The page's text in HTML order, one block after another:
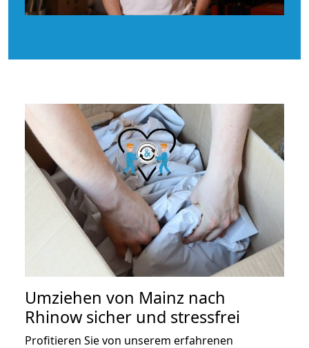
Umziehen von Mainz nach
Rhinow sicher und stressfrei
Profitieren Sie von unserem erfahrenen